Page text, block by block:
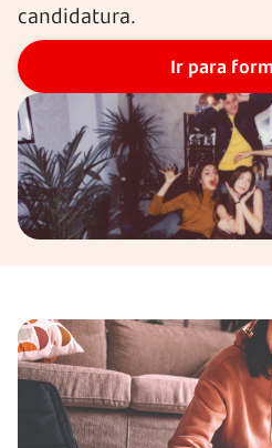
candidatura.